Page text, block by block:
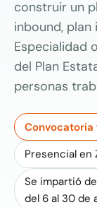
construir un
inbound,
Especialidad
del Plan
personas
Convocatoria
Presencial en
Se impartió
del 6 al 30 de